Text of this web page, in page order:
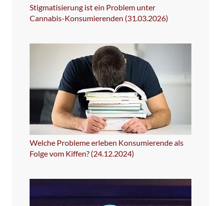
Stigmatisierung ist ein Problem unter
Cannabis-Konsumierenden (31.03.2026)
Welche Probleme erleben Konsumierende als
Folge vom Kiffen? (24.12.2024)